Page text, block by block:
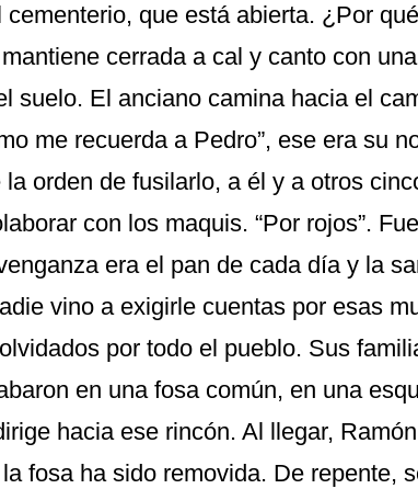
que está abierta. ¿Por qué
cerrada a cal y canto con
suelo. El anciano camina hacia el
me recuerda a Pedro”, ese era su
orden de fusilarlo, a él y a otros
con los maquis. “Por rojos”.
era el pan de cada día y la
vino a exigirle cuentas por esas
por todo el pueblo. Sus
en una fosa común, en una
hacia ese rincón. Al llegar,
fosa ha sido removida. De repente,